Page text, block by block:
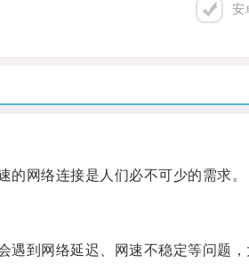
安
网络连接是人们必不可少的需求。
到网络延迟、网速不稳定等问题，